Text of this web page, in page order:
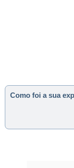
Como foi a sua